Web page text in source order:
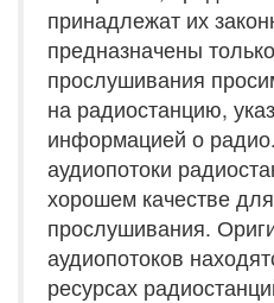
принадлежат их
предназначены
прослушивания
на радиостанцию,
информацией о радио.
аудиопотоки
хорошем качестве
прослушивания.
аудиопотоков
ресурсах